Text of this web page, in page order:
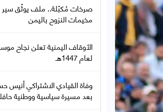
صرخات مُكبّلة.. ملف يوثّق سير
مخيمات النزوح باليمن
الأوقاف اليمنية تعلن نجاح
لعام 1447هـ
وفاة القيادي الاشتراكي أنيس
بعد مسيرة سياسية ووطنية